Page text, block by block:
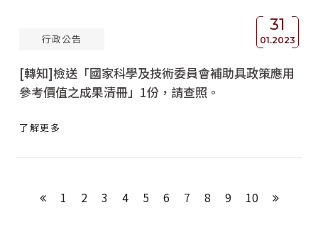
31
01.2023
行政公告
[轉知]檢送「國家科學及技術委員會補助具政策應用
參考價值之成果清冊」1份，請查照。
了解更多
上一頁
1 2 3 4 5 6 7 8 9 10 下一頁